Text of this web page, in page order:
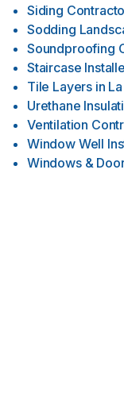
Siding
Sodding
Soundproofing
Staircase
Tile Layers in
Urethane
Ventilation
Window Well
Windows &